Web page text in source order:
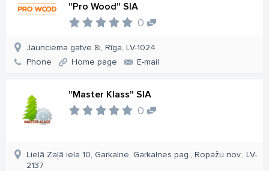
"Pro Wood" SIA
0
Jaunciema gatve 8i, Rīga, LV-1024
Phone
Home page E-mail
"Master Klass" SIA
0
Lielā Zaļā iela 10, Garkalne, Garkalnes pag., Ropažu nov., LV-
2137